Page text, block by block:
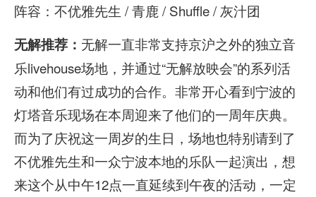
阵容：不优雅先生 / 青鹿 / Shuffle / 灰汁团
无解推荐： 无解一直非常支持京沪之外的独立音
乐livehouse场地，并通过“无解放映会”的系列活
动和他们有过成功的合作。非常开心看到宁波的
灯塔音乐现场在本周迎来了他们的一周年庆典。
而为了庆祝这一周岁的生日，场地也特别请到了
不优雅先生和一众宁波本地的乐队一起演出，想
来这个从中午12点一直延续到午夜的活动，一定